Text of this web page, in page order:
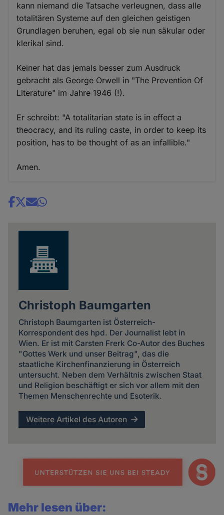
kann niemand die Tatsache verleugnen, dass alle
totalitären Systeme auf den gleichen geistigen
Grundlagen beruhen, egal ob sie nun säkular oder
klerikal sind.
Keiner hat das jemals besser zum Ausdruck
gebracht als George Orwell in "The Prevention Of
Literature" im Jahre 1946 (!).
Er schreibt: "A totalitarian state is in effect a
theocracy, and its ruling caste, in order to keep its
position, has to be thought of as an infallible."
Amen.
Share
Christoph Baumgarten
Christoph Baumgarten ist Österreich-
Korrespondent des hpd. Der Journalist lebt in
Wien. Er ist mit Carsten Frerk Co-Autor des Buches
"Gottes Werk und unser Beitrag", das die
staatliche Kirchenfinanzierung in Österreich
untersucht. Neben dem Verhältnis zwischen Staat
und Religion beschäftigt er sich vor allem mit den
Themen Menschenrechte und Esoterik.
Weitere Artikel des Autoren
Mehr lesen über: